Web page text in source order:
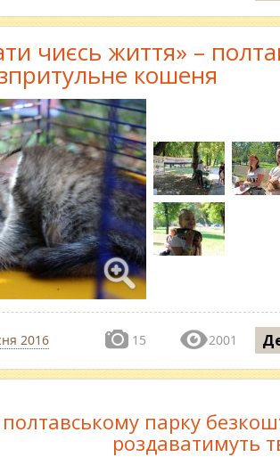
чиєсь життя» –
кошеня
2016 15 2001
парку
роздаватимуть